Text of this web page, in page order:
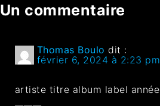
Un commentaire
Thomas Boulo dit :
février 6, 2024 à 2:23 pm
artiste titre album label année